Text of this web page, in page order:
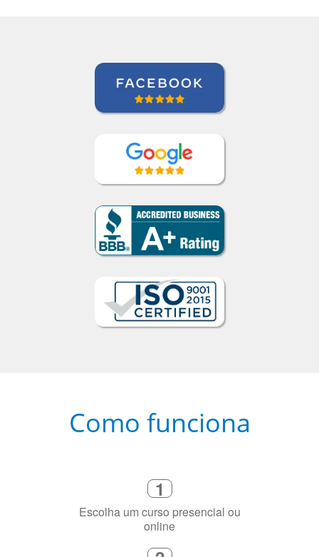
Como funciona
1
Escolha um curso presencial ou